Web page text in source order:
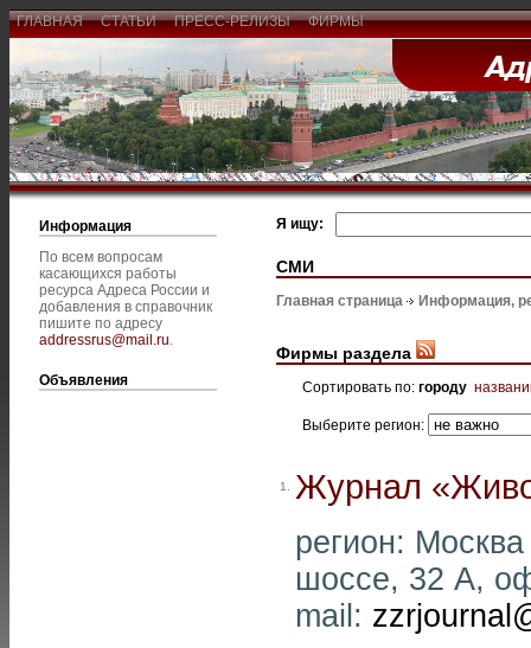
ГЛАВНАЯ СТАТЬИ ПРЕСС-РЕЛИЗЫ ФИРМЫ
Информация
По всем вопросам
касающихся работы
ресурса Адреса России и
добавления в справочник
пишите по адресу
addressrus@mail.ru.
Объявления
Я ищу:
СМИ
Главная страница Информация,
Фирмы раздела
Сортировать по: городу
Выберите регион:
1. Журнал
регион:
шоссе, 32 А,
mail: